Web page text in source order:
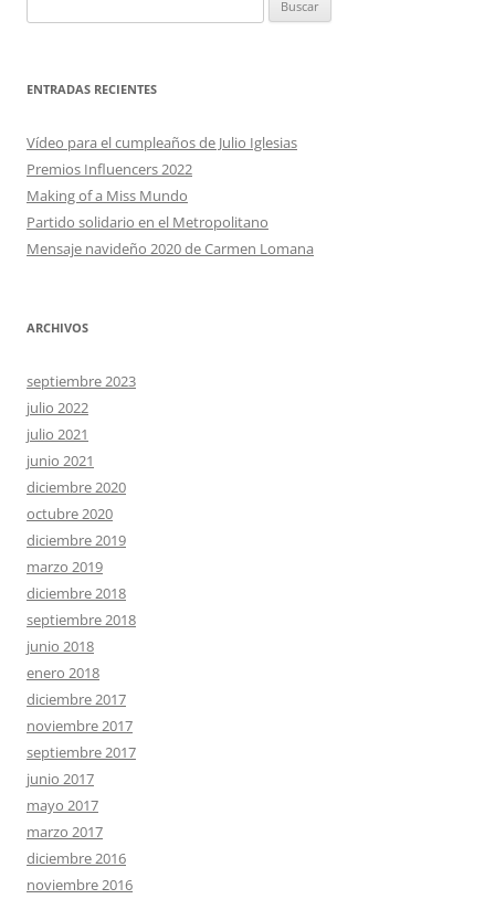
ENTRADAS RECIENTES
Vídeo para el cumpleaños de Julio Iglesias
Premios Influencers 2022
Making of a Miss Mundo
Partido solidario en el Metropolitano
Mensaje navideño 2020 de Carmen Lomana
ARCHIVOS
septiembre 2023
julio 2022
julio 2021
junio 2021
diciembre 2020
octubre 2020
diciembre 2019
marzo 2019
diciembre 2018
septiembre 2018
junio 2018
enero 2018
diciembre 2017
noviembre 2017
septiembre 2017
junio 2017
mayo 2017
marzo 2017
diciembre 2016
noviembre 2016